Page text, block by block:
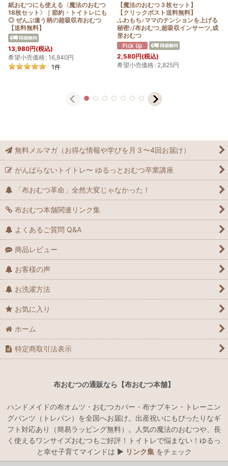
紙おむつにも使える〈魔法のおむつ
18枚セット〉｜節約・トイトレにも
◎ ぜんぶ違う柄の超吸収布おむつ
【送料無料】
13,980円(税込)
希望小売価格: 16,840円
1件
【魔法のおむつ３枚セット】
【クリックポスト送料無料】
ふわもち♪ママのテンションを上げる
秘密♪/布おむつ,超吸収インサーツ,成
形おむつ
2,580円(税込)
希望小売価格: 2,825円
無料メルマガ（お得な情報や学びを月３〜4回お届け）
がんばらないトイトレ〜 ゆるっとおむつ卒業講座
「布おむつ革命」全然大変じゃなかった！
布おむつ本舗関連リンク集
よくあるご質問 Q&A
商品レビュー
お客様の声
お洗濯方法
お気に入り
ホーム
特定商取引法表示
布おむつの通販なら【布おむつ本舗】
ハンドメイドの布オムツ・おむつカバー・布ナプキン・トレーニン
グパンツ（トレパン）を全国へお届け。出産祝いにもぴったりなギ
フト対応あり（簡易ラッピング無料）。人気の魔法のおむつや、長
く使えるワンサイズおむつもご好評！トイトレで悩まない！ゆるっ
と幸せ子育てマインドは ▶︎ リンク集をチェック